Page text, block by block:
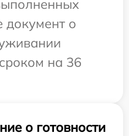
документ о
на 36
о готовности